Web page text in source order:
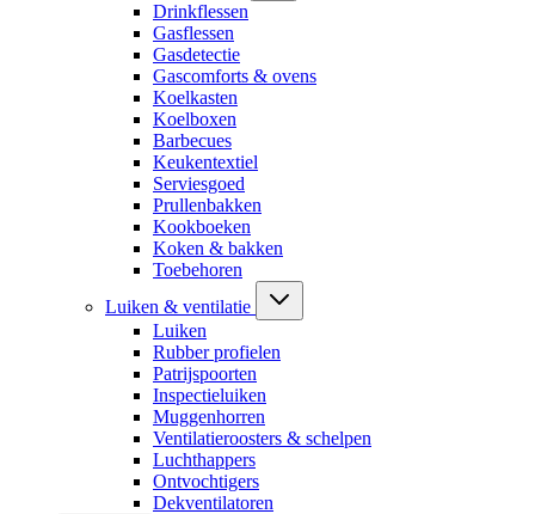
Drinkflessen
Gasflessen
Gasdetectie
Gascomforts & ovens
Koelkasten
Koelboxen
Barbecues
Keukentextiel
Serviesgoed
Prullenbakken
Kookboeken
Koken & bakken
Toebehoren
Luiken & ventilatie
Luiken
Rubber profielen
Patrijspoorten
Inspectieluiken
Muggenhorren
Ventilatieroosters & schelpen
Luchthappers
Ontvochtigers
Dekventilatoren